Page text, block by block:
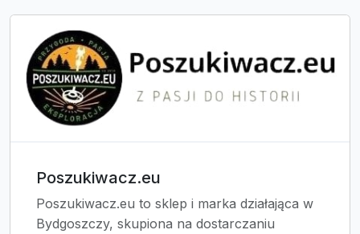
Poszukiwacz.eu
Poszukiwacz.eu to sklep i marka działająca w
Bydgoszczy, skupiona na dostarczaniu